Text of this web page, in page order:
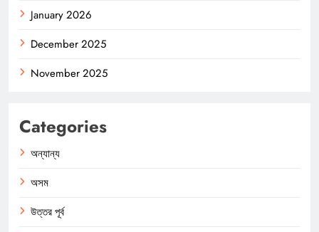
January 2026
December 2025
November 2025
Categories
অন্যান্য
অসম
উত্তর পূর্ব